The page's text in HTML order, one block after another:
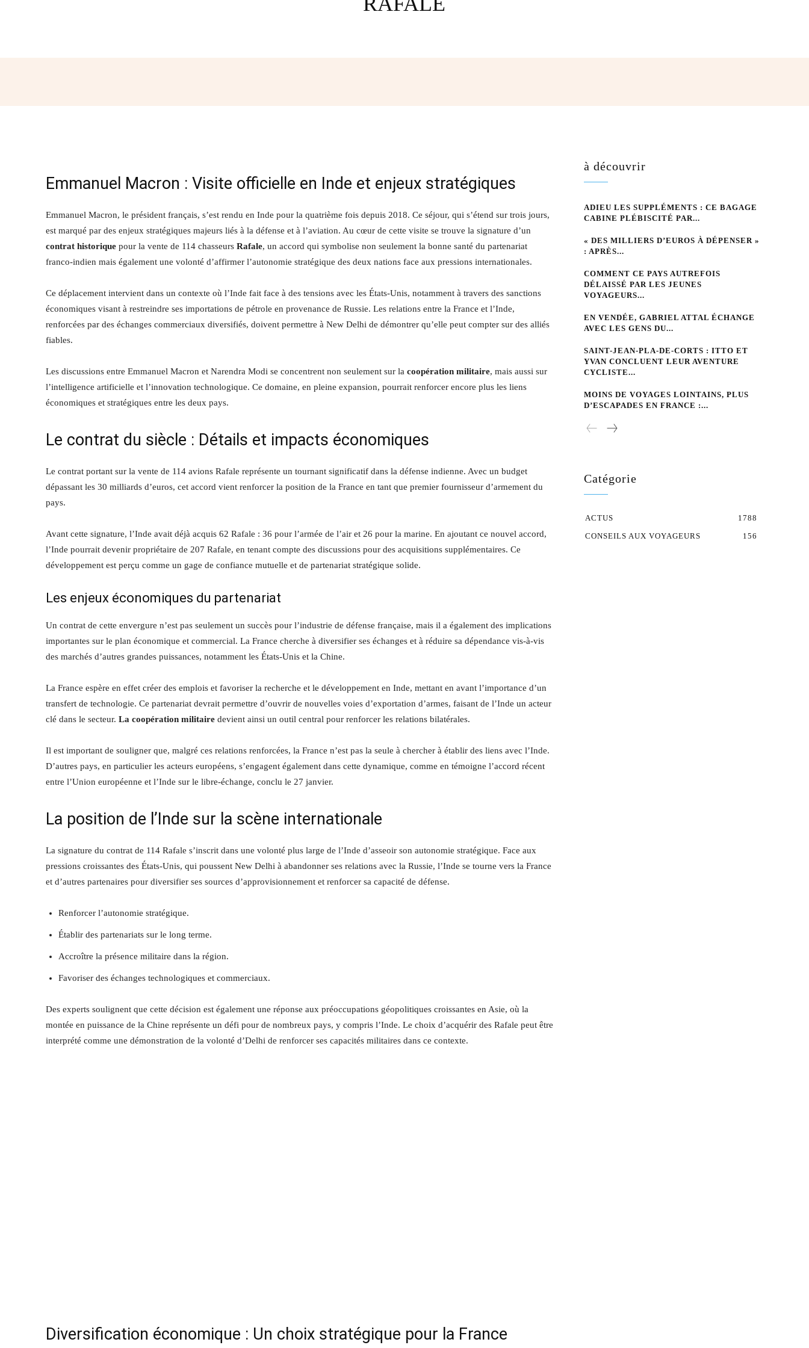
Emmanuel Macron : Visite officielle en Inde et enjeux stratégiques
Emmanuel Macron, le président français, s’est rendu en Inde pour la quatrième fois depuis 2018. Ce séjour, qui s’étend sur trois jours,
est marqué par des enjeux stratégiques majeurs liés à la défense et à l’aviation. Au cœur de cette visite se trouve la signature d’un
contrat historique pour la vente de 114 chasseurs Rafale, un accord qui symbolise non seulement la bonne santé du partenariat
franco-indien mais également une volonté d’affirmer l’autonomie stratégique des deux nations face aux pressions internationales.
Ce déplacement intervient dans un contexte où l’Inde fait face à des tensions avec les États-Unis, notamment à travers des sanctions
économiques visant à restreindre ses importations de pétrole en provenance de Russie. Les relations entre la France et l’Inde,
renforcées par des échanges commerciaux diversifiés, doivent permettre à New Delhi de démontrer qu’elle peut compter sur des alliés
fiables.
Les discussions entre Emmanuel Macron et Narendra Modi se concentrent non seulement sur la coopération militaire, mais aussi sur
l’intelligence artificielle et l’innovation technologique. Ce domaine, en pleine expansion, pourrait renforcer encore plus les liens
économiques et stratégiques entre les deux pays.
Le contrat du siècle : Détails et impacts économiques
Le contrat portant sur la vente de 114 avions Rafale représente un tournant significatif dans la défense indienne. Avec un budget
dépassant les 30 milliards d’euros, cet accord vient renforcer la position de la France en tant que premier fournisseur d’armement du
pays.
Avant cette signature, l’Inde avait déjà acquis 62 Rafale : 36 pour l’armée de l’air et 26 pour la marine. En ajoutant ce nouvel accord,
l’Inde pourrait devenir propriétaire de 207 Rafale, en tenant compte des discussions pour des acquisitions supplémentaires. Ce
développement est perçu comme un gage de confiance mutuelle et de partenariat stratégique solide.
Les enjeux économiques du partenariat
Un contrat de cette envergure n’est pas seulement un succès pour l’industrie de défense française, mais il a également des implications
importantes sur le plan économique et commercial. La France cherche à diversifier ses échanges et à réduire sa dépendance vis-à-vis
des marchés d’autres grandes puissances, notamment les États-Unis et la Chine.
La France espère en effet créer des emplois et favoriser la recherche et le développement en Inde, mettant en avant l’importance d’un
transfert de technologie. Ce partenariat devrait permettre d’ouvrir de nouvelles voies d’exportation d’armes, faisant de l’Inde un acteur
clé dans le secteur. La coopération militaire devient ainsi un outil central pour renforcer les relations bilatérales.
Il est important de souligner que, malgré ces relations renforcées, la France n’est pas la seule à chercher à établir des liens avec l’Inde.
D’autres pays, en particulier les acteurs européens, s’engagent également dans cette dynamique, comme en témoigne l’accord récent
entre l’Union européenne et l’Inde sur le libre-échange, conclu le 27 janvier.
La position de l’Inde sur la scène internationale
La signature du contrat de 114 Rafale s’inscrit dans une volonté plus large de l’Inde d’asseoir son autonomie stratégique. Face aux
pressions croissantes des États-Unis, qui poussent New Delhi à abandonner ses relations avec la Russie, l’Inde se tourne vers la France
et d’autres partenaires pour diversifier ses sources d’approvisionnement et renforcer sa capacité de défense.
Renforcer l’autonomie stratégique.
Établir des partenariats sur le long terme.
Accroître la présence militaire dans la région.
Favoriser des échanges technologiques et commerciaux.
Des experts soulignent que cette décision est également une réponse aux préoccupations géopolitiques croissantes en Asie, où la
montée en puissance de la Chine représente un défi pour de nombreux pays, y compris l’Inde. Le choix d’acquérir des Rafale peut être
interprété comme une démonstration de la volonté d’Delhi de renforcer ses capacités militaires dans ce contexte.
Diversification économique : Un choix stratégique pour la France
à découvrir
ADIEU LES SUPPLÉMENTS : CE BAGAGE
CABINE PLÉBISCITÉ PAR...
« DES MILLIERS D’EUROS À DÉPENSER »
: APRÈS...
COMMENT CE PAYS AUTREFOIS
DÉLAISSÉ PAR LES JEUNES
VOYAGEURS...
EN VENDÉE, GABRIEL ATTAL ÉCHANGE
AVEC LES GENS DU...
SAINT-JEAN-PLA-DE-CORTS : ITTO ET
YVAN CONCLUENT LEUR AVENTURE
CYCLISTE...
MOINS DE VOYAGES LOINTAINS, PLUS
D’ESCAPADES EN FRANCE :...
Catégorie
ACTUS
1788
CONSEILS AUX VOYAGEURS
156